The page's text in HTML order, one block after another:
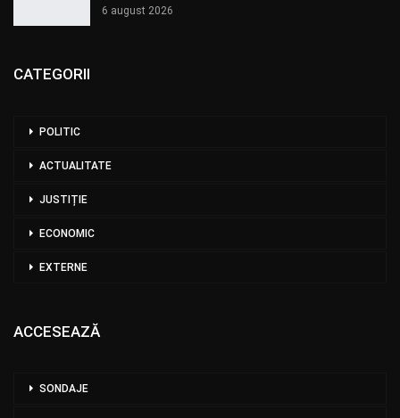
6 august 2026
CATEGORII
POLITIC
ACTUALITATE
JUSTIȚIE
ECONOMIC
EXTERNE
ACCESEAZĂ
SONDAJE